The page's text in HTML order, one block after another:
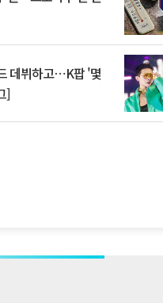
데뷔하고⋯K팝 '몇
]